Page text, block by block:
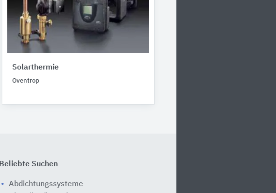
Solarthermie
Oventrop
Beliebte Suchen
Abdichtungssysteme